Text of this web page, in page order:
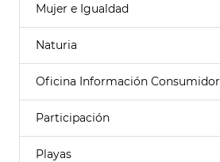
Mujer e Igualdad
Naturia
Oficina Información Consumidor
Participación
Playas